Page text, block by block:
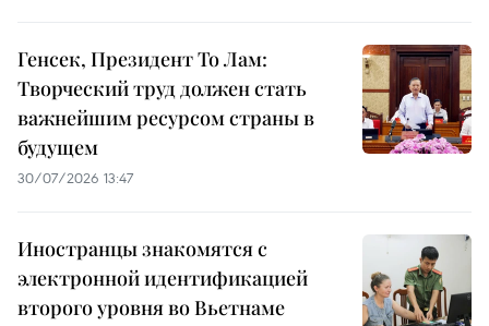
Генсек, Президент То Лам:
Творческий труд должен стать
важнейшим ресурсом страны в
будущем
30/07/2026 13:47
Иностранцы знакомятся с
электронной идентификацией
второго уровня во Вьетнаме